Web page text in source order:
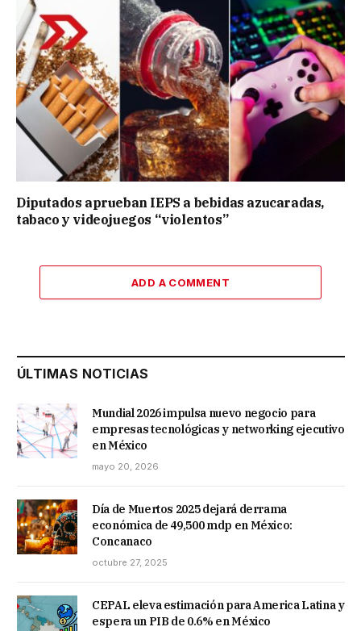
Diputados aprueban IEPS a bebidas azucaradas,
tabaco y videojuegos “violentos”
ADD A COMMENT
ÚLTIMAS NOTICIAS
Mundial 2026 impulsa nuevo negocio para
empresas tecnológicas y networking ejecutivo
en México
mayo 20, 2026
Día de Muertos 2025 dejará derrama
económica de 49,500 mdp en México:
Concanaco
octubre 27, 2025
CEPAL eleva estimación para America Latina y
espera un PIB de 0.6% en México